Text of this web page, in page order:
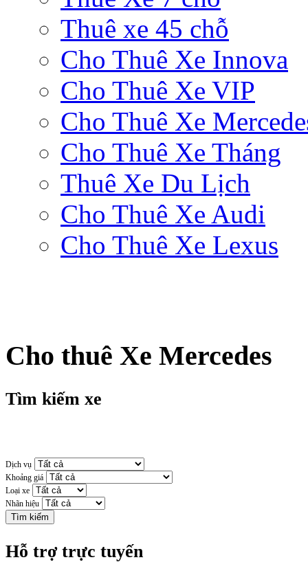
Thuê xe 45 chỗ
Cho Thuê Xe Innova
Cho Thuê Xe VIP
Cho Thuê Xe
Cho Thuê Xe Tháng
Thuê Xe Du Lịch
Cho Thuê Xe Audi
Cho Thuê Xe Lexus
Cho thuê Xe Mercedes
Tìm kiếm xe
Dịch vụ
Khoảng giá
Loại xe
Nhãn hiệu
Hỗ trợ trực tuyến